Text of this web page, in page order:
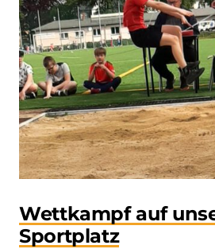
Wettkampf auf
Sportplatz